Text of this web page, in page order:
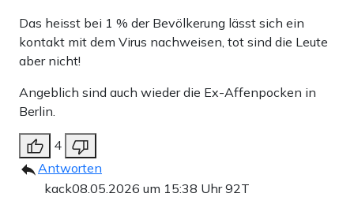
Das heisst bei 1 % der Bevölkerung lässt sich ein
kontakt mit dem Virus nachweisen, tot sind die Leute
aber nicht!
Angeblich sind auch wieder die Ex-Affenpocken in
Berlin.
4
Antworten
kack08.05.2026 um 15:38 Uhr92T